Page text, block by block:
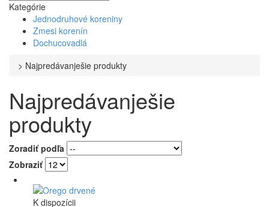
Kategórie
Jednodruhové koreniny
Zmesi korenín
Dochucovadlá
> Najpredávanješie produkty
Najpredávanješie
produkty
Zoradiť podľa
Zobraziť
K dispozícii